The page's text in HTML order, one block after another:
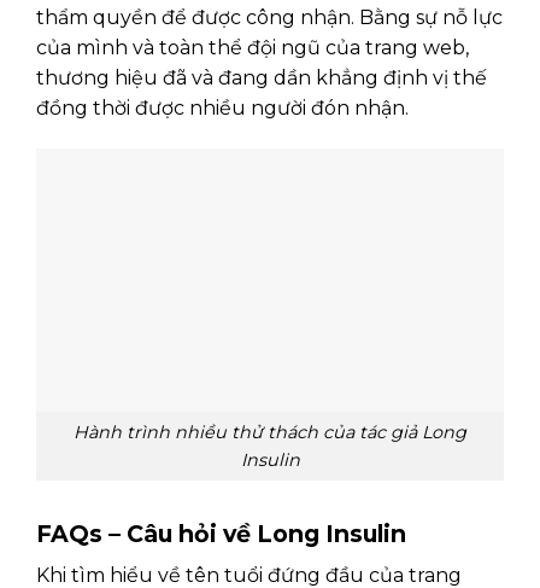
thẩm quyền để được công nhận. Bằng sự nỗ lực
của mình và toàn thể đội ngũ của trang web,
thương hiệu đã và đang dần khẳng định vị thế
đồng thời được nhiều người đón nhận.
Hành trình nhiều thử thách của tác giả Long
Insulin
FAQs – Câu hỏi về Long Insulin
Khi tìm hiểu về tên tuổi đứng đầu của trang